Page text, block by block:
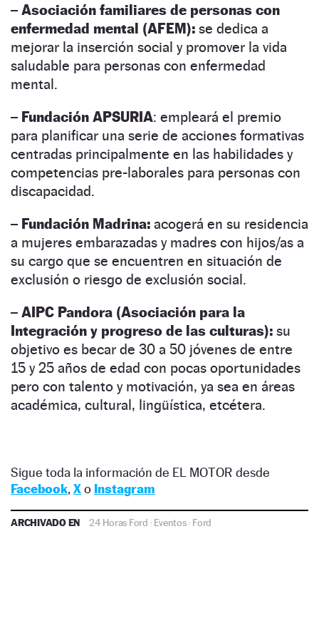
– Asociación familiares de personas con
enfermedad mental (AFEM): se dedica a
mejorar la inserción social y promover la vida
saludable para personas con enfermedad
mental.
– Fundación APSURIA: empleará el premio
para planificar una serie de acciones formativas
centradas principalmente en las habilidades y
competencias pre-laborales para personas con
discapacidad.
– Fundación Madrina: acogerá en su residencia
a mujeres embarazadas y madres con hijos/as a
su cargo que se encuentren en situación de
exclusión o riesgo de exclusión social.
– AIPC Pandora (Asociación para la
Integración y progreso de las culturas): su
objetivo es becar de 30 a 50 jóvenes de entre
15 y 25 años de edad con pocas oportunidades
pero con talento y motivación, ya sea en áreas
académica, cultural, lingüística, etcétera.
Sigue toda la información de EL MOTOR desde
Facebook, Xo Instagram
ARCHIVADO EN 24 Horas Ford ·Eventos·Ford